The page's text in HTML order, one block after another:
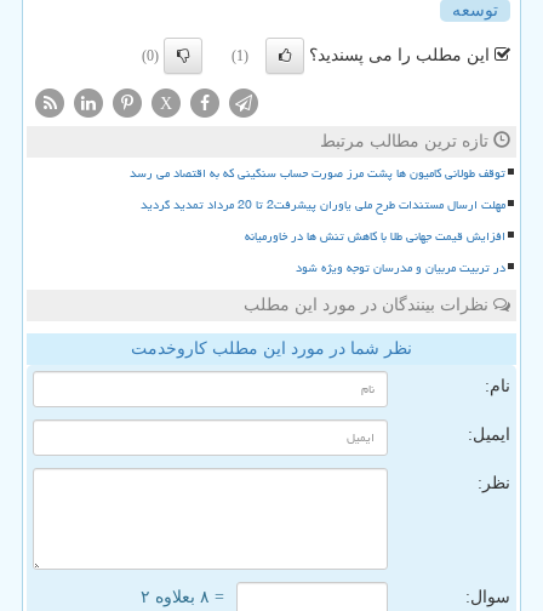
توسعه
این مطلب را می پسندید؟ (1)
(0)
X
تازه ترین مطالب مرتبط
توقف طولانی کامیون ها پشت مرز صورت حساب سنگینی که به اقتصاد می رسد
مهلت ارسال مستندات طرح ملی یاوران پیشرفت2 تا 20 مرداد تمدید گردید
افزایش قیمت جهانی طلا با کاهش تنش ها در خاورمیانه
در تربیت مربیان و مدرسان توجه ویژه شود
نظرات بینندگان در مورد این مطلب
نظر شما در مورد این مطلب کاروخدمت
نام:
ایمیل:
نظر:
سوال: = ۸ بعلاوه ۲